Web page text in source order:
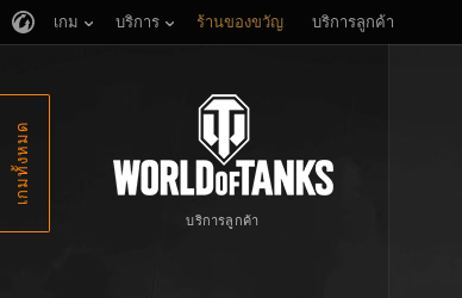
เกม บริการ ร้านของขวัญ บริการลูกค้า
เกมทั้งหมด
บริการลูกค้า